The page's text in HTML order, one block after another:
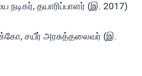
நடிகர், தயாரிப்பாளர் (இ. 2017)
சயீர் அரசுத்தலைவர் (இ.